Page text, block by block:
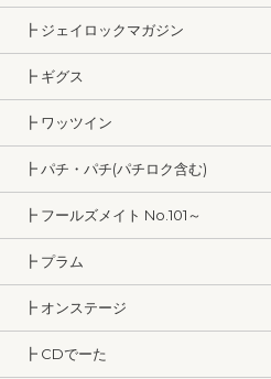
┣ ジェイロックマガジン
┣ ギグス
┣ ワッツイン
┣ パチ・パチ(パチロク含む)
┣ フールズメイト No.101～
┣ プラム
┣ オンステージ
┣ CDでーた